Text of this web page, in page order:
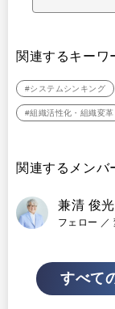
関連するキーワ
#システムシンキング
#組織活性化・組織変革
関連するメンバ
兼清 俊光
フェロー ／
すべて